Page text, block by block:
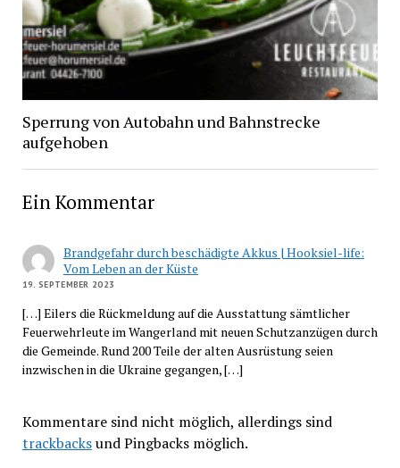
Sperrung von Autobahn und Bahnstrecke
aufgehoben
Ein Kommentar
Brandgefahr durch beschädigte Akkus | Hooksiel-life:
Vom Leben an der Küste
19. SEPTEMBER 2023
[…] Eilers die Rückmeldung auf die Ausstattung sämtlicher
Feuerwehrleute im Wangerland mit neuen Schutzanzügen durch
die Gemeinde. Rund 200 Teile der alten Ausrüstung seien
inzwischen in die Ukraine gegangen, […]
Kommentare sind nicht möglich, allerdings sind
trackbacksund Pingbacks möglich.